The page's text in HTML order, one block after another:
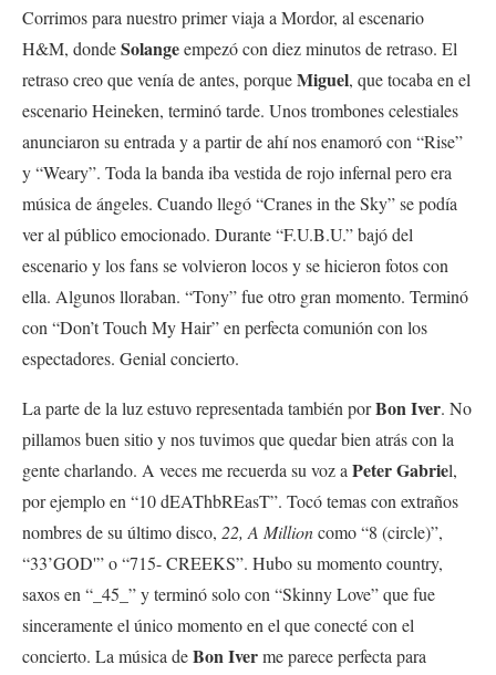
Corrimos para nuestro primer viaja a Mordor, al escenario
H&M, dondeSolangeempezó con diez minutos de retraso. El
retraso creo que venía de antes, porqueMiguel, que tocaba en el
escenario Heineken, terminó tarde. Unos trombones celestiales
anunciaron su entrada y a partir de ahí nos enamoró con “Rise”
y “Weary”. Toda la banda iba vestida de rojo infernal pero era
música de ángeles. Cuando llegó “Cranes in the Sky” se podía
ver al público emocionado. Durante “F.U.B.U.” bajó del
escenario y los fans se volvieron locos y se hicieron fotos con
ella. Algunos lloraban. “Tony” fue otro gran momento. Terminó
con “Don’t Touch My Hair” en perfecta comunión con los
espectadores. Genial concierto.
La parte de la luz estuvo representada también porBon Iver. No
pillamos buen sitio y nos tuvimos que quedar bien atrás con la
gente charlando. A veces me recuerda su voz aPeter Gabriel,
por ejemplo en “10 dEAThbREasT”. Tocó temas con extraños
nombres de su último disco, 22, A Millioncomo “8 (circle)”,
“33’GOD'” o “715- CREEKS”. Hubo su momento country,
saxos en “_45_” y terminó solo con “Skinny Love” que fue
sinceramente el único momento en el que conecté con el
concierto. La música deBon Iverme parece perfecta para